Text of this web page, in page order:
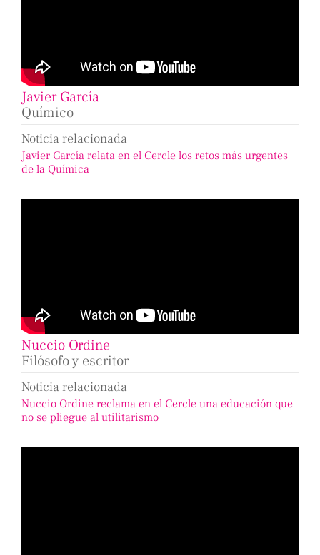
Javier García
Químico
Noticia relacionada
Javier García relata en el Cercle los retos más urgentes
de la Química
Nuccio Ordine
Filósofo y escritor
Noticia relacionada
Nuccio Ordine reclama en el Cercle una educación que
no se pliegue al utilitarismo